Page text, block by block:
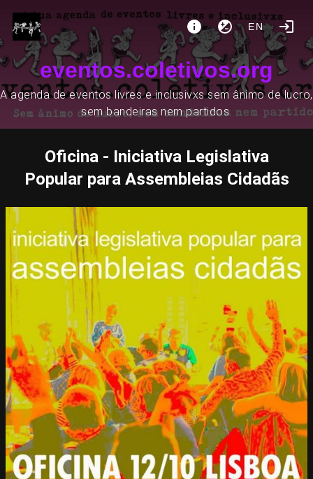
EN
eventos.coletivos.org
A agenda de eventos livres e inclusivxs sem ânimo de lucro,
sem bandeiras nem partidos.
Oficina - Iniciativa Legislativa
Popular para Assembleias Cidadãs